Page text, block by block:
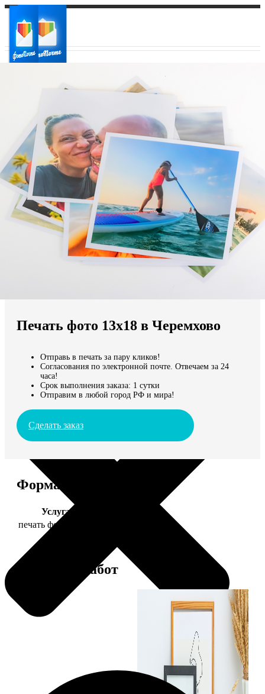
Ваш регион доставки
Выберите из списка:
Мы доставляем по всему миру
Продолжить без города
Печать фото 13х18 в Черемхово
Отправь в печать за пару кликов!
Согласования по электронной почте. Отвечаем за 24
часа!
Срок выполнения заказа: 1 сутки
Отправим в любой город РФ и мира!
Сделать заказ
Форматы и цены
Услуга
печать фото 13х18
Примеры работ